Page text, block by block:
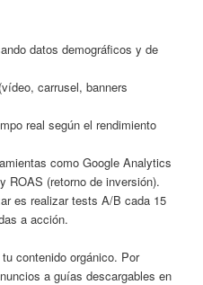
datos demográficos y de
carrusel, banners
real según el rendimiento
como Google Analytics
ROAS (retorno de inversión).
es realizar tests A/B cada 15
a acción.
contenido orgánico. Por
a guías descargables en